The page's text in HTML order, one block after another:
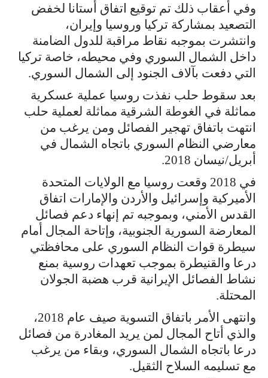
وفي أعقاب ذلك تم توقيع اتفاق أستانا لخفض
التصعيد بمشاركة تركيا وروسيا وإيران،
وانتشرت بموجبه نقاط مراقبة للدول الضامنة
داخل الشمال السوري وفي محيطه، خاصة تركيا
التي دفعت بآلاف الجنود إلى الشمال السوري.
بعد سقوط حلب نفذت روسيا عملية عسكرية
مماثلة في الغوطة الشرقية مماثلة لعملية حلب
انتهت باتفاق تهجير الفصائل ومن يرغب من
معارضي النظام السوري باتجاه الشمال في
أبريل/نيسان 2018.
في 2018 وقعت روسيا مع الولايات المتحدة
الأميركية وإسرائيل والأردن والإمارات اتفاق
القدس الأمني، وبموجبه تم إنهاء دعم فصائل
المعارضة السورية الجنوبية، وإتاحة المجال أمام
سيطرة قوات النظام السوري على محافظتي
درعا والقنيطرة بموجب تعهدات روسية بمنع
نشاط الفصائل الإيرانية قرب هضبة الجولان
المحتلة.
وانتهى الأمر باتفاق التسوية صيف عام 2018،
والذي أتاح المجال لمن يريد المغادرة من فصائل
درعا باتجاه الشمال السوري، وبقاء من يرغب
مع تسليمه السلاح الثقيل.